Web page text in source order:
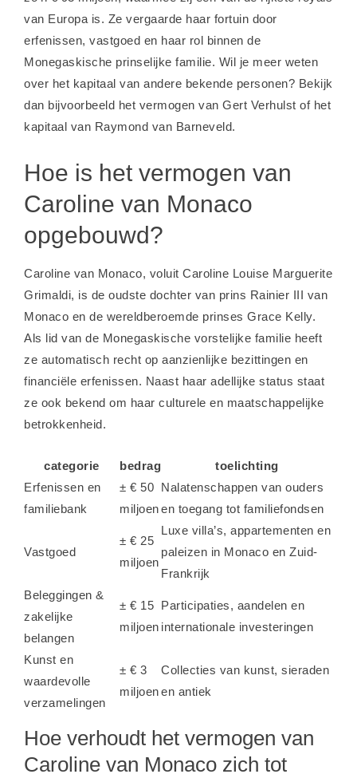
van Europa is. Ze vergaarde haar fortuin door
erfenissen, vastgoed en haar rol binnen de
Monegaskische prinselijke familie. Wil je meer weten
over het kapitaal van andere bekende personen? Bekijk
dan bijvoorbeeld het vermogen van Gert Verhulst of het
kapitaal van Raymond van Barneveld.
Hoe is het vermogen van
Caroline van Monaco
opgebouwd?
Caroline van Monaco, voluit Caroline Louise Marguerite
Grimaldi, is de oudste dochter van prins Rainier III van
Monaco en de wereldberoemde prinses Grace Kelly.
Als lid van de Monegaskische vorstelijke familie heeft
ze automatisch recht op aanzienlijke bezittingen en
financiële erfenissen. Naast haar adellijke status staat
ze ook bekend om haar culturele en maatschappelijke
betrokkenheid.
categorie bedrag
toelichting
Erfenissen en
familiebank
± € 50
miljoen
Nalatenschappen van ouders
en toegang tot familiefondsen
Vastgoed
± € 25
miljoen
Luxe villa’s, appartementen en
paleizen in Monaco en Zuid-
Frankrijk
Beleggingen &
zakelijke
belangen
± € 15
miljoen
Participaties, aandelen en
internationale investeringen
Kunst en
waardevolle
verzamelingen
± € 3
miljoen
Collecties van kunst, sieraden
en antiek
Hoe verhoudt het vermogen van
Caroline van Monaco zich tot